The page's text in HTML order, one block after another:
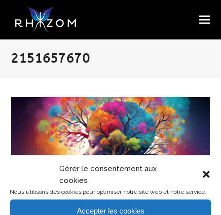
Gérer le consentement aux
cookies
Nous utilisons des cookies pour optimiser notre site web et notre service.
Accepter les cookies
2151657670